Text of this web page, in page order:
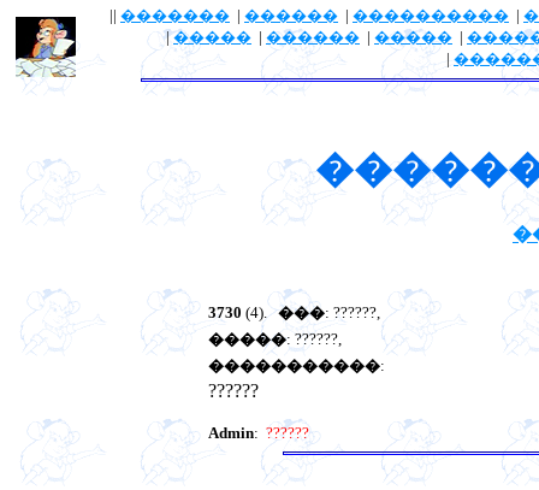
|| ������� | ������ | ���������� |
|����� | ������ | ����� |
|
3730 (4).���: ??????,
�����: ??????,
�����������:
??????
Admin: ??????